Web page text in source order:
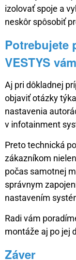
izolovať spoje a
neskôr spôsobiť
Potrebujete
VESTYS
Aj pri dôkladnej
objaviť otázky
nastavenia
v infotainment
Preto technická
zákazníkom
počas samotnej
správnym
nastavením
Radi vám
montáže aj po jej
Záver